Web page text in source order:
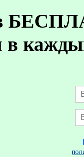
в
в